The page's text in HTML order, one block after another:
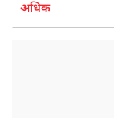
अधिक